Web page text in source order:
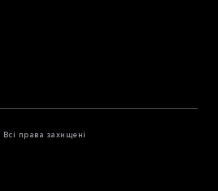
права захищені